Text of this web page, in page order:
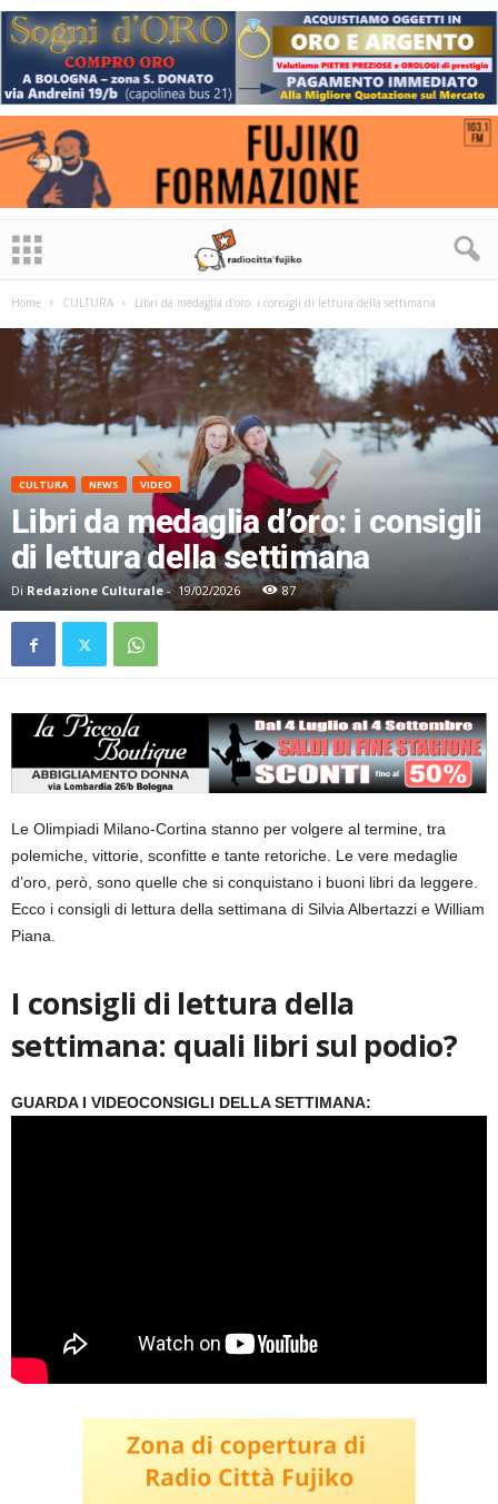
Home CULTURA Libri da medaglia d’oro: i consigli di lettura della settimana
CULTURA NEWS VIDEO
Libri da medaglia d’oro: i consigli
di lettura della settimana
Di Redazione Culturale- 19/02/2026 87
Le Olimpiadi Milano-Cortina stanno per volgere al termine, tra
polemiche, vittorie, sconfitte e tante retoriche. Le vere medaglie
d’oro, però, sono quelle che si conquistano i buoni libri da leggere.
Ecco i consigli di lettura della settimana di Silvia Albertazzi e William
Piana.
I consigli di lettura della
settimana: quali libri sul podio?
GUARDA I VIDEOCONSIGLI DELLA SETTIMANA: